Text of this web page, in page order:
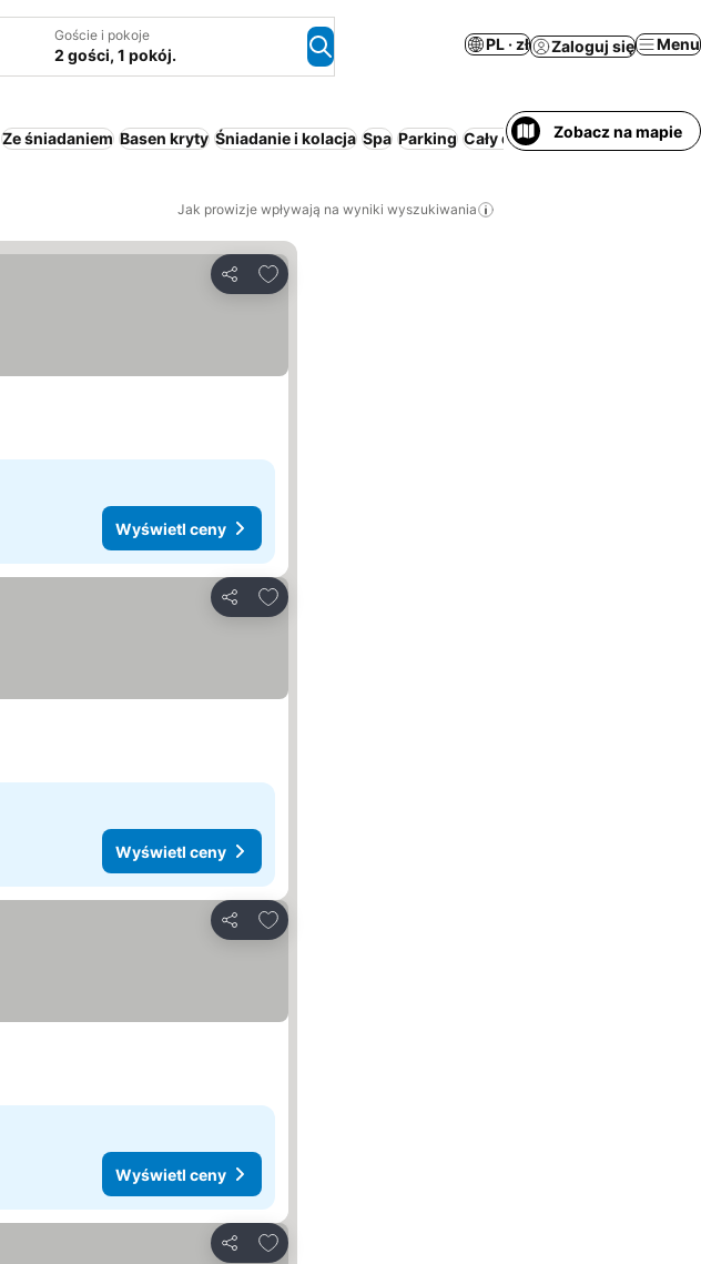
Goście i pokoje
2 gości, 1 pokój.
PL · zł Zaloguj się Menu
Ze śniadaniem Basen kryty Śniadanie i kolacja Spa Parking Cały dom/apartament
Zobacz na mapie
Jak prowizje wpływają na wyniki wyszukiwania
Udostępnij
Dodaj do ulubionych
Wyświetl ceny
Udostępnij
Dodaj do ulubionych
Wyświetl ceny
Udostępnij
Dodaj do ulubionych
Wyświetl ceny
Udostępnij
Dodaj do ulubionych